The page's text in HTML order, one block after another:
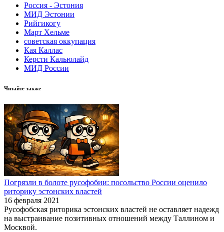
Россия - Эстония
МИД Эстонии
Рийгикогу
Март Хельме
советская оккупация
Кая Каллас
Керсти Кальюлайд
МИД России
Читайте также
Погрязли в болоте русофобии: посольство России оценило
риторику эстонских властей
16 февраля 2021
Русофобская риторика эстонских властей не оставляет надежд
на выстраивание позитивных отношений между Таллином и
Москвой.